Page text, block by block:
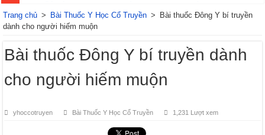
Trang chủ > Bài Thuốc Y Học Cổ Truyền > Bài thuốc Đông Y bí truyền
dành cho người hiếm muộn
Bài thuốc Đông Y bí truyền dành
cho người hiếm muộn
yhoccotruyen Bài Thuốc Y Học Cổ Truyền 1,231 Lượt xem